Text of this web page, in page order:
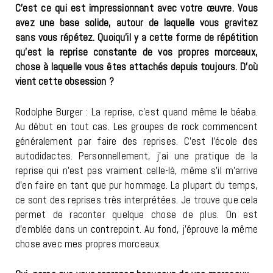
C’est ce qui est impressionnant avec votre œuvre. Vous
avez une base solide, autour de laquelle vous gravitez
sans vous répétez. Quoiqu’il y a cette forme de répétition
qu’est la reprise constante de vos propres morceaux,
chose à laquelle vous êtes attachés depuis toujours. D’où
vient cette obsession ?
Rodolphe Burger : La reprise, c’est quand même le béaba.
Au début en tout cas. Les groupes de rock commencent
généralement par faire des reprises. C’est l’école des
autodidactes. Personnellement, j’ai une pratique de la
reprise qui n’est pas vraiment celle-là, même s’il m’arrive
d’en faire en tant que pur hommage. La plupart du temps,
ce sont des reprises très interprétées. Je trouve que cela
permet de raconter quelque chose de plus. On est
d’emblée dans un contrepoint. Au fond, j’éprouve la même
chose avec mes propres morceaux.